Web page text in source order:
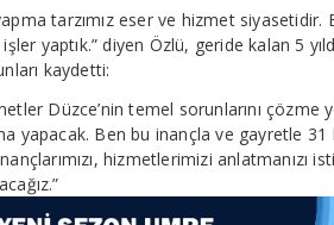
tarzımız eser ve hizmet
işler yaptık.” diyen Özlü, geride kalan 5
kaydetti:
Düzce’nin temel sorunlarını
yapacak. Ben bu inançla ve gayretle 31
hizmetlerimizi anlatmanızı